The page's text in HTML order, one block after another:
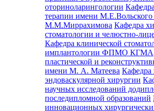
оториноларингологии
терапии имени М.Е.Вольского
М.М.Миррахимова Кафедра
стоматологии и челюстно-
Кафедра клинической
имплантологии ФПМО КГМА
пластической и
имени М. А. Матеева Кафедра
эндоваскулярной хирургии
научных исследований
последипломной образований
инновационных